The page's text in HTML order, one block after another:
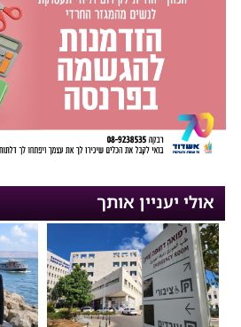
אולי יעניין אותך